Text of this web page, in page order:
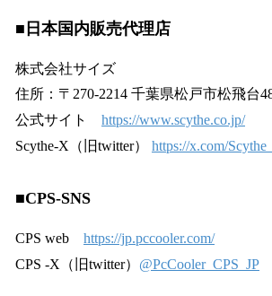
■日本国内販売代理店
株式会社サイズ
住所：〒270-2214 千葉県松戸市松飛台
公式サイト https://www.scythe.co.jp/
Scythe-X（旧twitter） https://x.com/
■CPS-SNS
CPS web https://jp.pccooler.com/
CPS -X（旧twitter） @PcCooler_CPS_JP